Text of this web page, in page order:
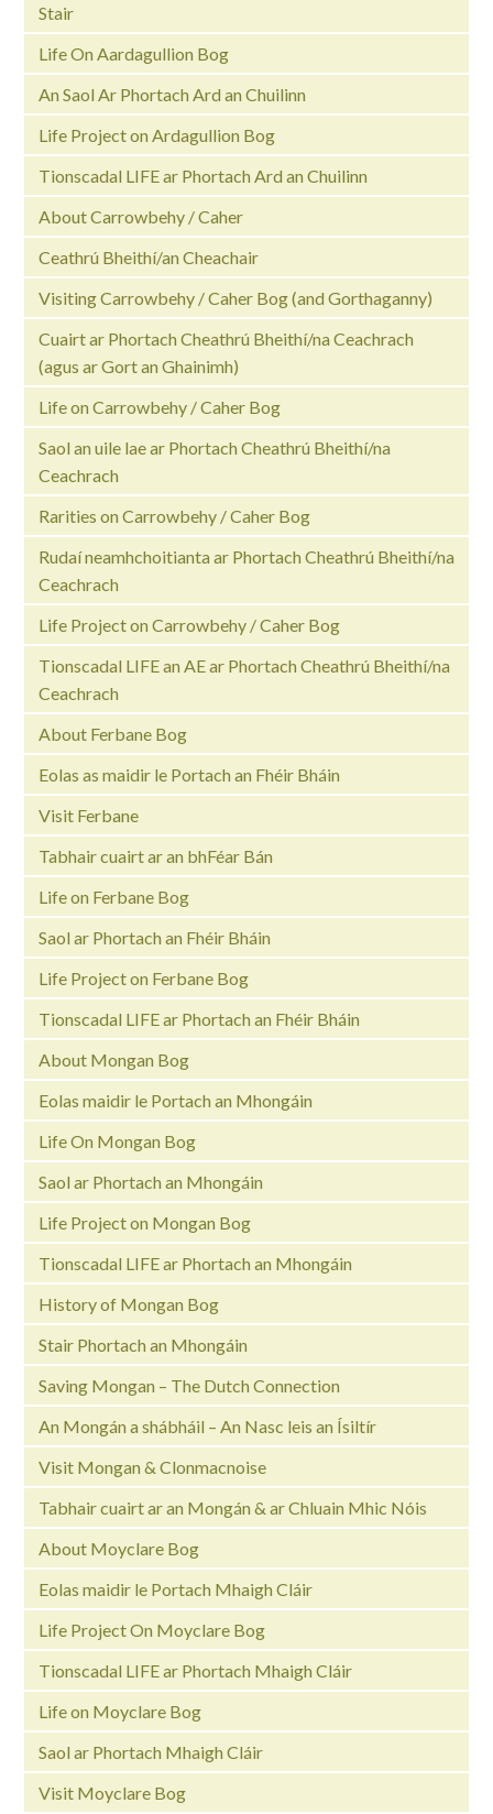
Stair
Life On Aardagullion Bog
An Saol Ar Phortach Ard an Chuilinn
Life Project on Ardagullion Bog
Tionscadal LIFE ar Phortach Ard an Chuilinn
About Carrowbehy / Caher
Ceathrú Bheithí/an Cheachair
Visiting Carrowbehy / Caher Bog (and Gorthaganny)
Cuairt ar Phortach Cheathrú Bheithí/na Ceachrach
(agus ar Gort an Ghainimh)
Life on Carrowbehy / Caher Bog
Saol an uile lae ar Phortach Cheathrú Bheithí/na
Ceachrach
Rarities on Carrowbehy / Caher Bog
Rudaí neamhchoitianta ar Phortach Cheathrú Bheithí/na
Ceachrach
Life Project on Carrowbehy / Caher Bog
Tionscadal LIFE an AE ar Phortach Cheathrú Bheithí/na
Ceachrach
About Ferbane Bog
Eolas as maidir le Portach an Fhéir Bháin
Visit Ferbane
Tabhair cuairt ar an bhFéar Bán
Life on Ferbane Bog
Saol ar Phortach an Fhéir Bháin
Life Project on Ferbane Bog
Tionscadal LIFE ar Phortach an Fhéir Bháin
About Mongan Bog
Eolas maidir le Portach an Mhongáin
Life On Mongan Bog
Saol ar Phortach an Mhongáin
Life Project on Mongan Bog
Tionscadal LIFE ar Phortach an Mhongáin
History of Mongan Bog
Stair Phortach an Mhongáin
Saving Mongan – The Dutch Connection
An Mongán a shábháil – An Nasc leis an Ísiltír
Visit Mongan & Clonmacnoise
Tabhair cuairt ar an Mongán & ar Chluain Mhic Nóis
About Moyclare Bog
Eolas maidir le Portach Mhaigh Cláir
Life Project On Moyclare Bog
Tionscadal LIFE ar Phortach Mhaigh Cláir
Life on Moyclare Bog
Saol ar Phortach Mhaigh Cláir
Visit Moyclare Bog